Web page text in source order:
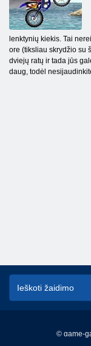
lenktynių kiekis. Tai
ore (tiksliau skrydžio su
dviejų ratų ir tada jūs
daug, todėl
© game-